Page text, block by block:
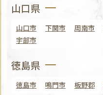
山口県
山口市 下関市 周南市
宇部市
徳島県
徳島市 鳴門市 板野郡